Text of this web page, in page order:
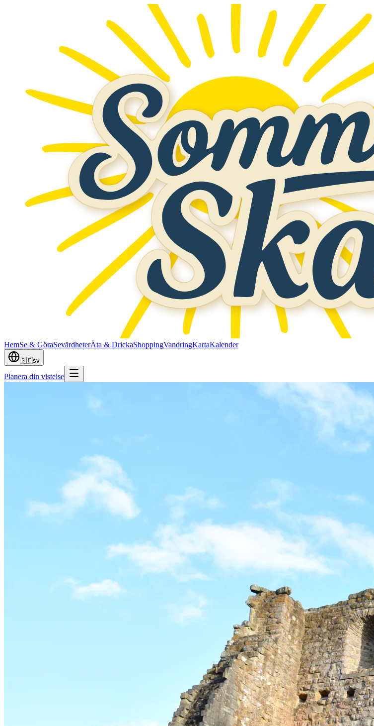
HemSe & GöraSevärdheterÄta & DrickaShoppingVandringKartaKalender
🇸🇪sv
Planera din vistelse